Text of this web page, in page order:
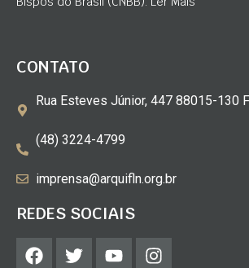
CONTATO
Rua Esteves Júnior, 447 88015-130
(48) 3224-4799
imprensa@arquifln.org.br
REDES SOCIAIS